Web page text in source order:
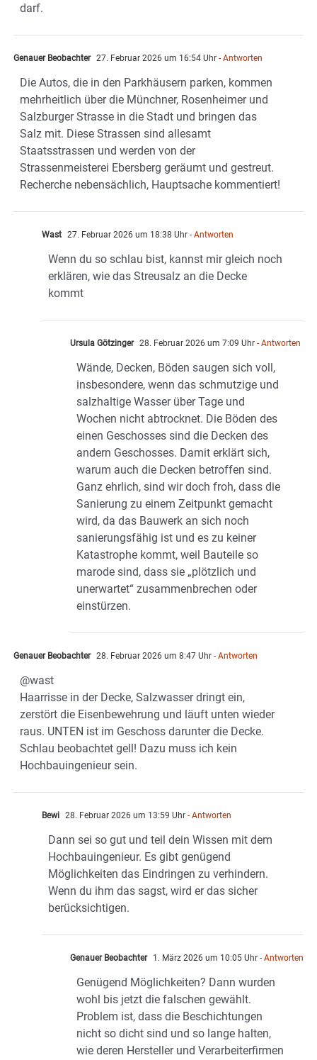
darf.
Genauer Beobachter 27. Februar 2026 um 16:54 Uhr - Antworten
Die Autos, die in den Parkhäusern parken, kommen
mehrheitlich über die Münchner, Rosenheimer und
Salzburger Strasse in die Stadt und bringen das
Salz mit. Diese Strassen sind allesamt
Staatsstrassen und werden von der
Strassenmeisterei Ebersberg geräumt und gestreut.
Recherche nebensächlich, Hauptsache kommentiert!
Wast 27. Februar 2026 um 18:38 Uhr - Antworten
Wenn du so schlau bist, kannst mir gleich noch
erklären, wie das Streusalz an die Decke
kommt
Ursula Götzinger 28. Februar 2026 um 7:09 Uhr - Antworten
Wände, Decken, Böden saugen sich voll,
insbesondere, wenn das schmutzige und
salzhaltige Wasser über Tage und
Wochen nicht abtrocknet. Die Böden des
einen Geschosses sind die Decken des
andern Geschosses. Damit erklärt sich,
warum auch die Decken betroffen sind.
Ganz ehrlich, sind wir doch froh, dass die
Sanierung zu einem Zeitpunkt gemacht
wird, da das Bauwerk an sich noch
sanierungsfähig ist und es zu keiner
Katastrophe kommt, weil Bauteile so
marode sind, dass sie „plötzlich und
unerwartet“ zusammenbrechen oder
einstürzen.
Genauer Beobachter 28. Februar 2026 um 8:47 Uhr - Antworten
@wast
Haarrisse in der Decke, Salzwasser dringt ein,
zerstört die Eisenbewehrung und läuft unten wieder
raus. UNTEN ist im Geschoss darunter die Decke.
Schlau beobachtet gell! Dazu muss ich kein
Hochbauingenieur sein.
Bewi 28. Februar 2026 um 13:59 Uhr - Antworten
Dann sei so gut und teil dein Wissen mit dem
Hochbauingenieur. Es gibt genügend
Möglichkeiten das Eindringen zu verhindern.
Wenn du ihm das sagst, wird er das sicher
berücksichtigen.
Genauer Beobachter 1. März 2026 um 10:05 Uhr - Antworten
Genügend Möglichkeiten? Dann wurden
wohl bis jetzt die falschen gewählt.
Problem ist, dass die Beschichtungen
nicht so dicht sind und so lange halten,
wie deren Hersteller und Verarbeiterfirmen